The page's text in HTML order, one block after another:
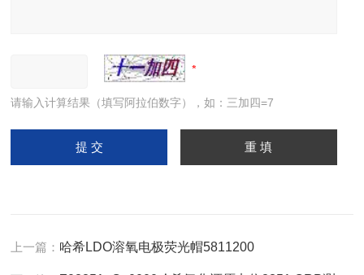
请输入计算结果（填写阿拉伯数字），如：三加四=7
上一篇： 哈希LDO溶氧电极荧光帽5811200